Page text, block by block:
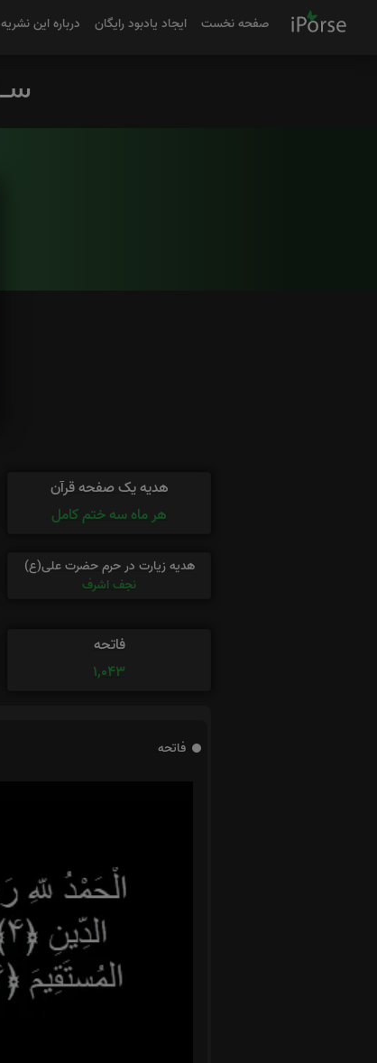
صفحه نخست ایجاد یادبود رایگان درباره این نشریه
هدیه یک صفحه قرآن
هر ماه سه ختم کامل
هدیه زیارت در حرم حضرت علی(ع)
نجف اشرف
فاتحه
1,043
فاتحه